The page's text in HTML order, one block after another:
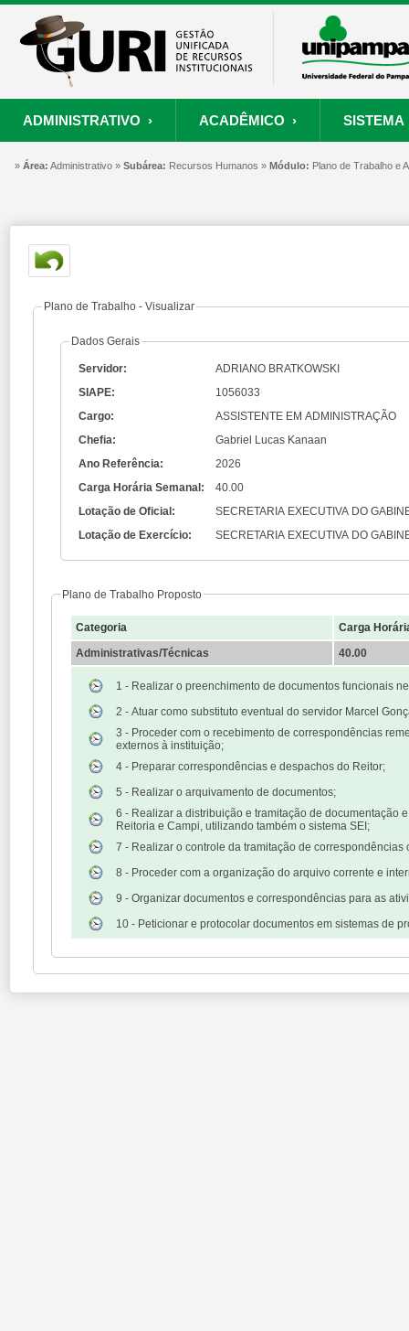
ADMINISTRATIVO ›
ORÇAMENTO E FINANÇAS RECURSOS HUMANOS PROCESSOS
Convênios
Consultar Convênios
ACADÊMICO ›
PROCESSO SELETIVO PROJETOS
Processo Seletivo
Nova Inscrição
Portal do Candidato
Autenticar Documento
SISTEMA
SISTEMA
Painel de Suporte
Resgatar Senha
» Área: Administrativo » Subárea: Recursos Humanos » Módulo: Plano de Trabalho e
Plano de Trabalho - Visualizar
Dados Gerais
Servidor:
ADRIANO BRATKOWSKI
SIAPE:
1056033
Cargo:
ASSISTENTE EM ADMINISTRAÇÃO
Chefia:
Gabriel Lucas Kanaan
Ano Referência:
2026
Carga Horária Semanal:
40.00
Lotação de Oficial:
SECRETARIA EXECUTIVA DO
Lotação de Exercício:
SECRETARIA EXECUTIVA DO
Plano de Trabalho Proposto
Categoria
Carga
Administrativas/Técnicas
40.00
1 - Realizar o preenchimento de documentos funcionais
2 - Atuar como substituto eventual do servidor Marcel
3 - Proceder com o recebimento de correspondências
externos à instituição;
4 - Preparar correspondências e despachos do Reitor;
5 - Realizar o arquivamento de documentos;
6 - Realizar a distribuição e tramitação de documentação
Reitoria e Campi, utilizando também o sistema SEI;
7 - Realizar o controle da tramitação de
8 - Proceder com a organização do arquivo corrente e
9 - Organizar documentos e correspondências para as
10 - Peticionar e protocolar documentos em sistemas de